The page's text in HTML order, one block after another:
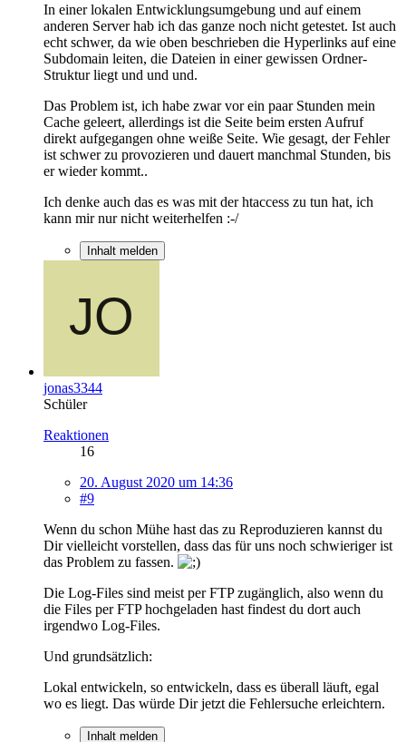
In einer lokalen Entwicklungsumgebung und auf einem
anderen Server hab ich das ganze noch nicht getestet. Ist auch
echt schwer, da wie oben beschrieben die Hyperlinks auf eine
Subdomain leiten, die Dateien in einer gewissen Ordner-
Struktur liegt und und und.
Das Problem ist, ich habe zwar vor ein paar Stunden mein
Cache geleert, allerdings ist die Seite beim ersten Aufruf
direkt aufgegangen ohne weiße Seite. Wie gesagt, der Fehler
ist schwer zu provozieren und dauert manchmal Stunden, bis
er wieder kommt..
Ich denke auch das es was mit der htaccess zu tun hat, ich
kann mir nur nicht weiterhelfen :-/
Inhalt melden
jonas3344
Schüler
Reaktionen
16
20. August 2020 um 14:36
#9
Wenn du schon Mühe hast das zu Reproduzieren kannst du
Dir vielleicht vorstellen, dass das für uns noch schwieriger ist
das Problem zu fassen.
Die Log-Files sind meist per FTP zugänglich, also wenn du
die Files per FTP hochgeladen hast findest du dort auch
irgendwo Log-Files.
Und grundsätzlich:
Lokal entwickeln, so entwickeln, dass es überall läuft, egal
wo es liegt. Das würde Dir jetzt die Fehlersuche erleichtern.
Inhalt melden